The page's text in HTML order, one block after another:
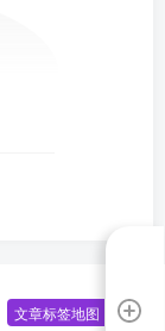
文章标签地图